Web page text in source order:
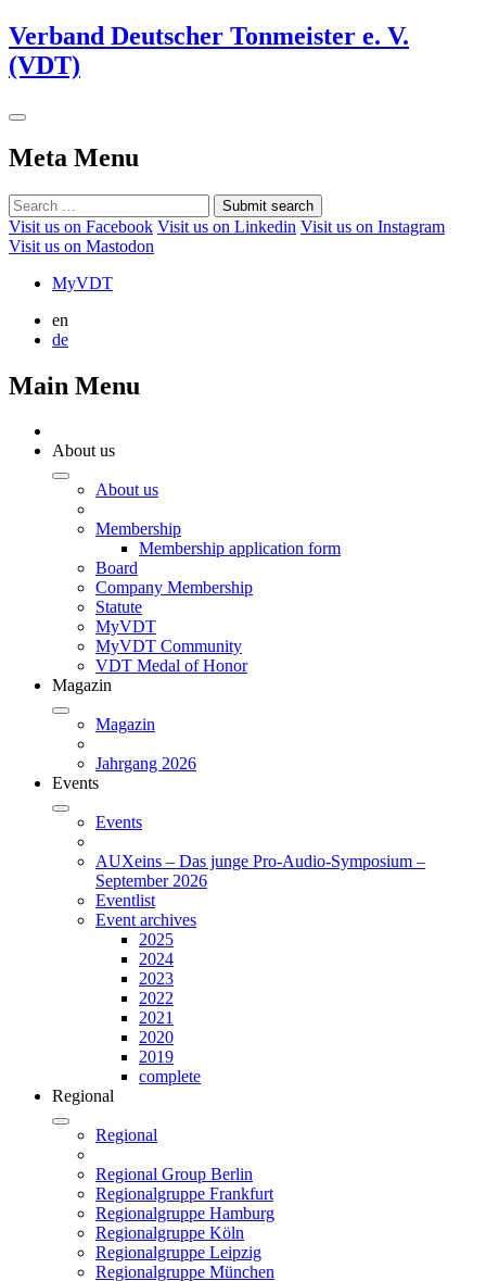
Verband Deutscher Tonmeister e. V.
(VDT)
Meta Menu
Submit search
Visit us on Facebook Visit us on Linkedin Visit us on Instagram
Visit us on Mastodon
MyVDT
en
de
Main Menu
About us
About us
Membership
Membership application form
Board
Company Membership
Statute
MyVDT
MyVDT Community
VDT Medal of Honor
Magazin
Magazin
Jahrgang 2026
Events
Events
AUXeins – Das junge Pro-Audio-Symposium –
September 2026
Eventlist
Event archives
2025
2024
2023
2022
2021
2020
2019
complete
Regional
Regional
Regional Group Berlin
Regionalgruppe Frankfurt
Regionalgruppe Hamburg
Regionalgruppe Köln
Regionalgruppe Leipzig
Regionalgruppe München